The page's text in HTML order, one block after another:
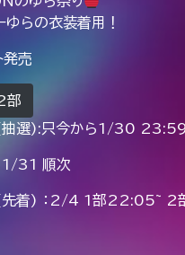
ゆらの衣装着用！
発売
部
抽選):只今から1/30
1/31 順次
先着) ：2/4 1部22:05~ 2